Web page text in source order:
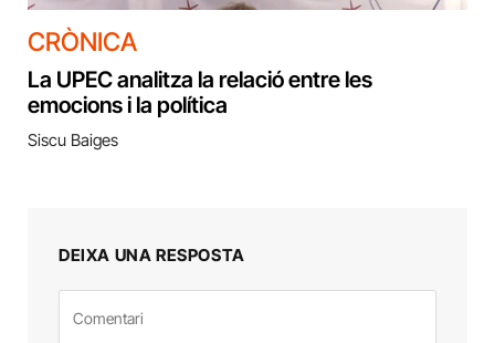
CRÒNICA
La UPEC analitza la relació entre les
emocions i la política
Siscu Baiges
DEIXA UNA RESPOSTA